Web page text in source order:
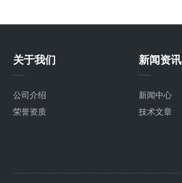
关于我们
公司介绍
荣誉资质
新闻资讯
新闻中心
技术文章